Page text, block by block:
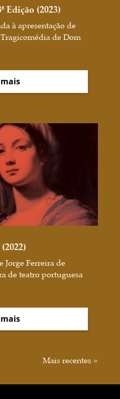
Edição (2023)
à apresentação de
de Dom
Jorge Ferreira de
de teatro portuguesa
Mais recentes »